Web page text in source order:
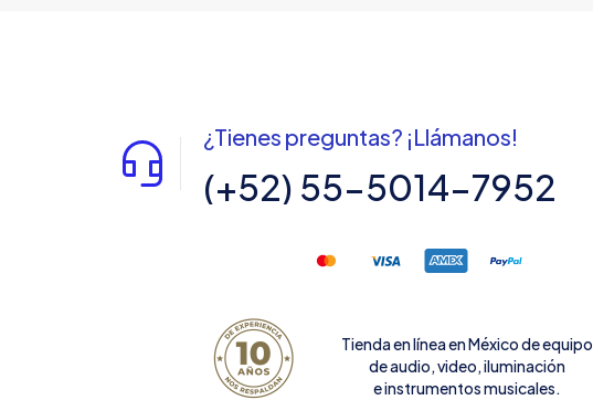
¿Tienes preguntas? ¡Llámanos!
(+52) 55-5014-7952
Tienda en línea en México de equipo
de audio, video, iluminación
e instrumentos musicales.